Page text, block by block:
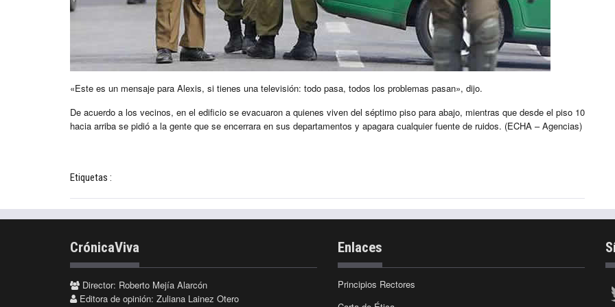
«Este es un mensaje para Alexis, si tienes una televisión: todo pasa, todos los problemas pasan», dijo.
De acuerdo a los vecinos, en el edificio se evacuaron a quienes viven del séptimo piso para abajo, mientras que desde el piso 10
hacia arriba se pidió a la gente que se encerrara en sus departamentos y apagara cualquier fuente de ruidos. (ECHA – Agencias)
Etiquetas :
CrónicaViva
Director: Roberto Mejía Alarcón
Editora de opinión: Zuliana Lainez Otero
Enlaces
Principios Rectores